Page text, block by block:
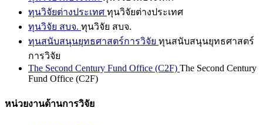
ทุนวิจัยต่างประเทศ ทุนวิจัยต่างประเทศ
ทุนวิจัย สบจ. ทุนวิจัย สบจ.
ทุนสนับสนุนยุทธศาสตร์การวิจัย ทุนสนับสนุนยุทธศาสตร์
การวิจัย
The Second Century Fund Office (C2F) The Second Century
Fund Office (C2F)
หน่วยงานด้านการวิจัย